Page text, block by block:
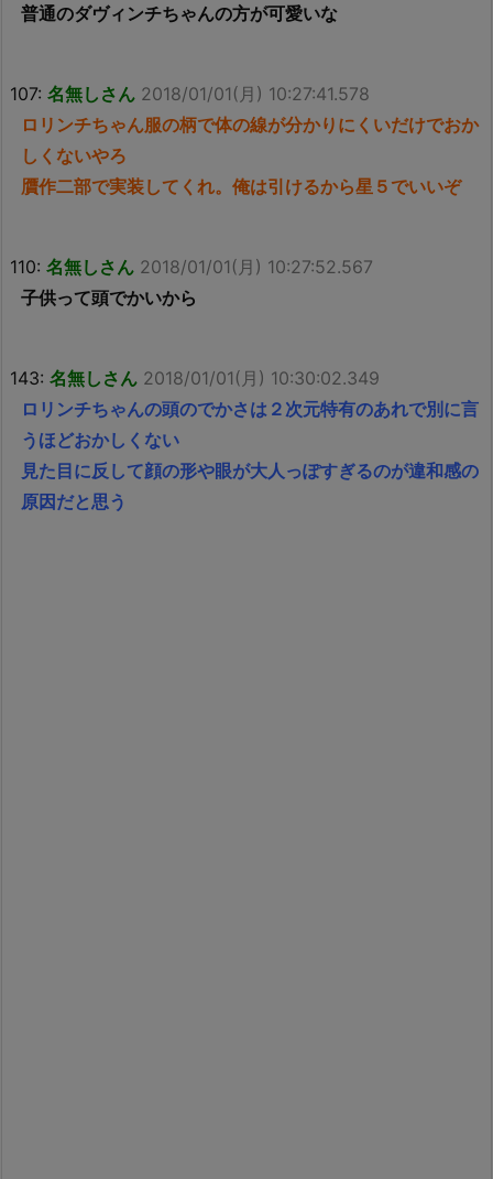
普通のダヴィンチちゃんの方が可愛いな
107: 名無しさん 2018/01/01(月) 10:27:41.578
ロリンチちゃん服の柄で体の線が分かりにくいだけでおか
しくないやろ
贋作二部で実装してくれ。俺は引けるから星５でいいぞ
110: 名無しさん 2018/01/01(月) 10:27:52.567
子供って頭でかいから
143: 名無しさん 2018/01/01(月) 10:30:02.349
ロリンチちゃんの頭のでかさは２次元特有のあれで別に言
うほどおかしくない
見た目に反して顔の形や眼が大人っぽすぎるのが違和感の
原因だと思う